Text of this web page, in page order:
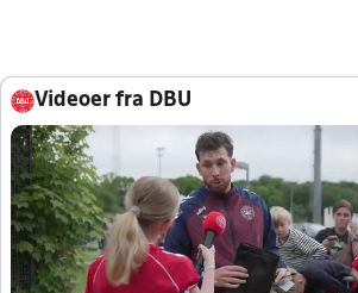
Videoer fra DBU